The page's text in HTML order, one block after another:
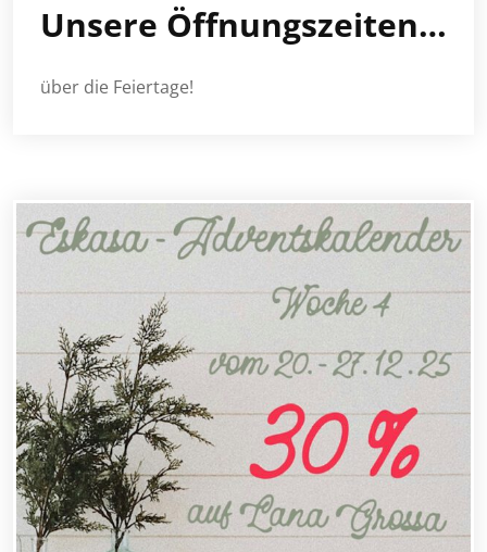
Unsere Öffnungszeiten…
über die Feiertage!